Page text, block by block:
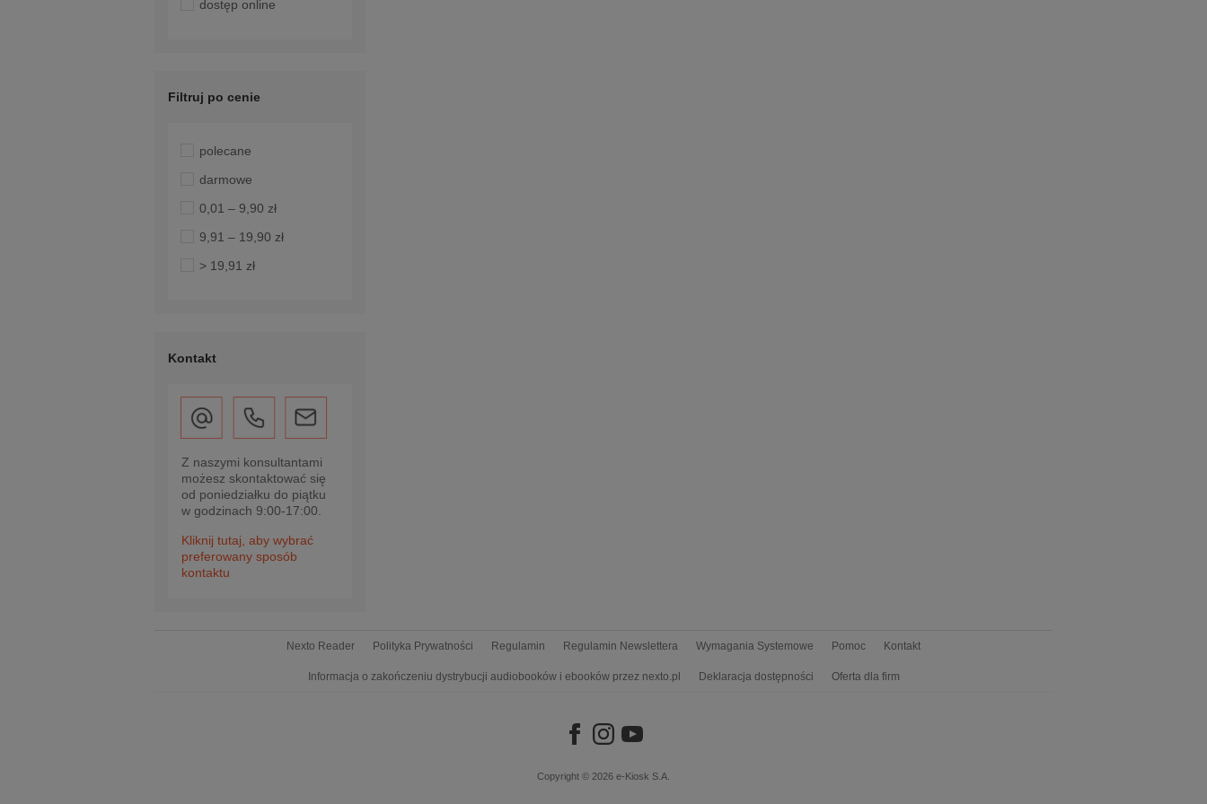
dostęp online
Filtruj po cenie
polecane
darmowe
0,01 – 9,90 zł
9,91 – 19,90 zł
> 19,91 zł
Kontakt
Z naszymi konsultantami
możesz skontaktować się
od poniedziałku do piątku
w godzinach 9:00-17:00.
Kliknij tutaj, aby wybrać
preferowany sposób
kontaktu
Nexto Reader Polityka Prywatności Regulamin Regulamin Newslettera Wymagania Systemowe Pomoc Kontakt
Informacja o zakończeniu dystrybucji audiobooków i ebooków przez nexto.pl Deklaracja dostępności Oferta dla firm
Copyright © 2026 e-Kiosk S.A.